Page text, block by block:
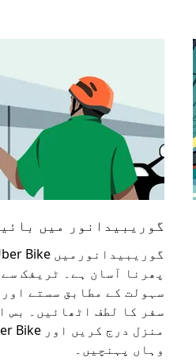
گوریبیدانور میں
پھرنا آسان ہے۔ ٹریفک
سہولت کے مطابق سستے
سفر کا لطف اٹھائیں۔ بس
وہاں پہنچیں۔